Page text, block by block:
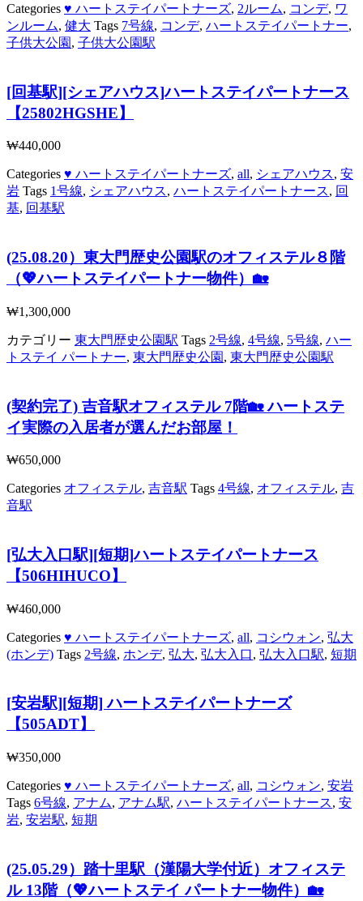
Categories ♥ ハートステイパートナーズ, 2ルーム, コンデ, ワ
ンルーム, 健大 Tags 7号線, コンデ, ハートステイパートナー,
子供大公園 , 子供大公園駅
[回基駅][シェアハウス]ハートステイパートナース
【25802HGSHE】
₩440,000
Categories ♥ ハートステイパートナーズ, all, シェアハウス, 安
岩 Tags 1号線, シェアハウス, ハートステイパートナース, 回
基, 回基駅
(25.08.20）東大門歴史公園駅のオフィステル８階
（💖ハートステイパートナー物件）🏡
₩1,300,000
カテゴリー 東大門歴史公園駅 Tags 2号線, 4号線, 5号線, ハー
トステイ パートナー, 東大門歴史公園 , 東大門歴史公園駅
(契約完了) 吉音駅オフィステル 7階🏡 ハートステ
イ実際の入居者が選んだお部屋！
₩650,000
Categories オフィステル, 吉音駅 Tags 4号線, オフィステル, 吉
音駅
[弘大入口駅][短期]ハートステイパートナース
【506HIHUCO】
₩460,000
Categories ♥ ハートステイパートナーズ, all, コシウォン, 弘大
(ホンデ) Tags 2号線, ホンデ, 弘大, 弘大入口, 弘大入口駅, 短期
[安岩駅][短期] ハートステイパートナーズ
【505ADT】
₩350,000
Categories ♥ ハートステイパートナーズ, all, コシウォン, 安岩
Tags 6号線, アナム, アナム駅, ハートステイパートナース, 安
岩, 安岩駅, 短期
(25.05.29）踏十里駅（漢陽大学付近）オフィステ
ル 13階（💖ハートステイ パートナー物件）🏡